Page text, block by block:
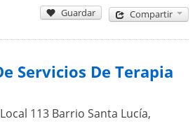
Guardar Compartir
Servicios De Terapia
113 Barrio Santa Lucía,